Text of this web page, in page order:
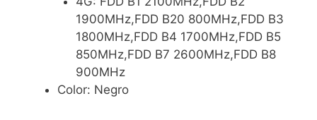
1900MHz,FDD B20 800MHz,FDD B3
1800MHz,FDD B4 1700MHz,FDD B5
850MHz,FDD B7 2600MHz,FDD B8
900MHz
Color: Negro